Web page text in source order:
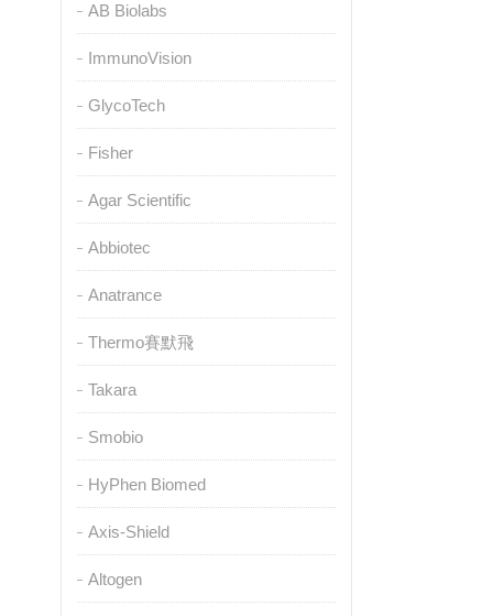
AB Biolabs
ImmunoVision
GlycoTech
Fisher
Agar Scientific
Abbiotec
Anatrance
Thermo賽默飛
Takara
Smobio
HyPhen Biomed
Axis-Shield
Altogen